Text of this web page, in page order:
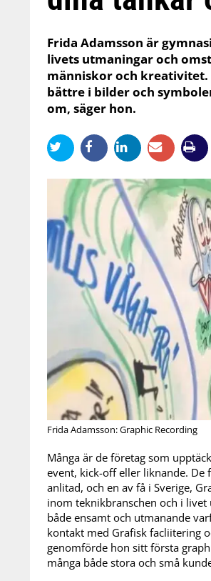
Frida Adamsson är
livets utmaningar och
människor och kreativitet.
bättre i bilder och
om, säger hon.
Frida Adamsson: Graphic Recording
Många är de företag som
event, kick-off eller liknande. De
anlitad, och en av få i Sverige,
inom teknikbranschen och i
både ensamt och utmanande
kontakt med Grafisk facliitering
genomförde hon sitt första
många både stora och små